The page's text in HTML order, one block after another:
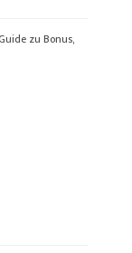
zu Bonus,